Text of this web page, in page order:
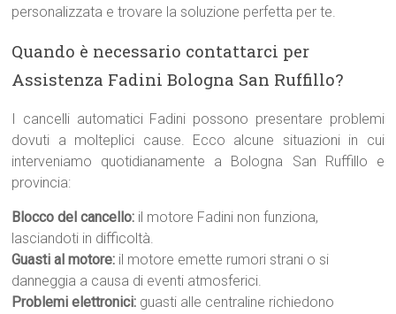
personalizzata e trovare la soluzione perfetta per te.
Quando è necessario contattarci per
Assistenza Fadini Bologna San Ruffillo?
I cancelli automatici Fadini possono presentare problemi
dovuti a molteplici cause. Ecco alcune situazioni in cui
interveniamo quotidianamente a Bologna San Ruffillo e
provincia:
Blocco del cancello: il motore Fadini non funziona,
lasciandoti in difficoltà.
Guasti al motore: il motore emette rumori strani o si
danneggia a causa di eventi atmosferici.
Problemi elettronici: guasti alle centraline richiedono